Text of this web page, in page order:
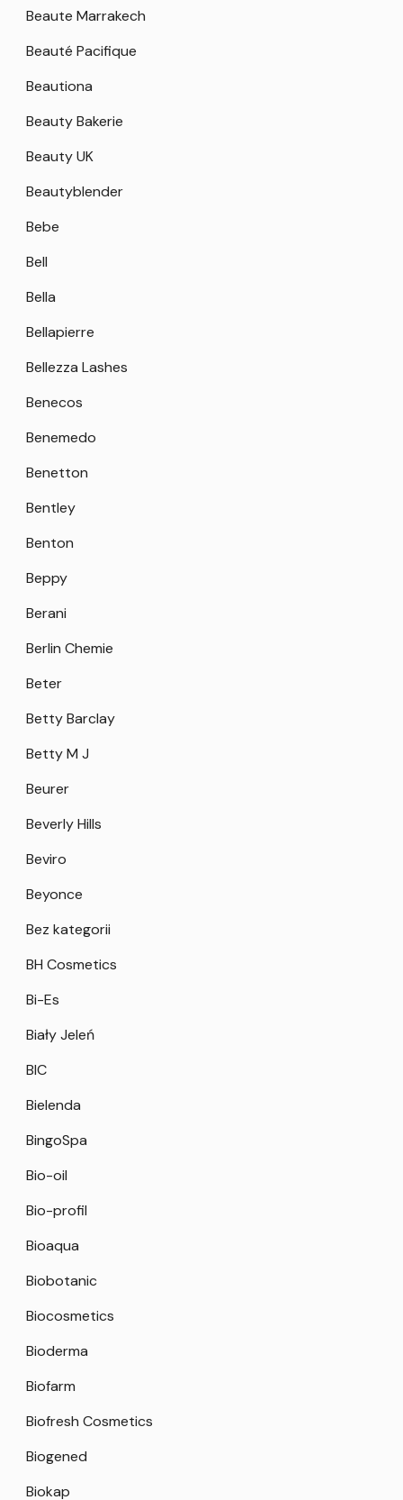
Beaute Marrakech
Beauté Pacifique
Beautiona
Beauty Bakerie
Beauty UK
Beautyblender
Bebe
Bell
Bella
Bellapierre
Bellezza Lashes
Benecos
Benemedo
Benetton
Bentley
Benton
Beppy
Berani
Berlin Chemie
Beter
Betty Barclay
Betty M J
Beurer
Beverly Hills
Beviro
Beyonce
Bez kategorii
BH Cosmetics
Bi-Es
Biały Jeleń
BIC
Bielenda
BingoSpa
Bio-oil
Bio-profil
Bioaqua
Biobotanic
Biocosmetics
Bioderma
Biofarm
Biofresh Cosmetics
Biogened
Biokap